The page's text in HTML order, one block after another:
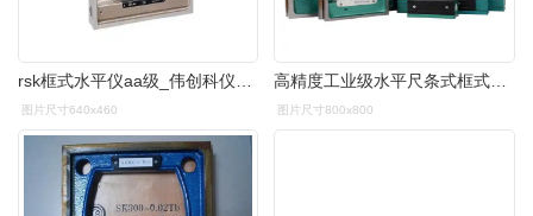
rsk框式水平仪aa级_伟创科仪精密仪器有限公司 - 官方网站
图片尺寸640x460
高精度工业级水平尺条式框式水平仪0.02mm机械水泡100-150-200
图片尺寸800x800